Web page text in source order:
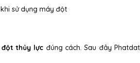
sử dụng máy đột
thủy lực đúng cách. Sau đây